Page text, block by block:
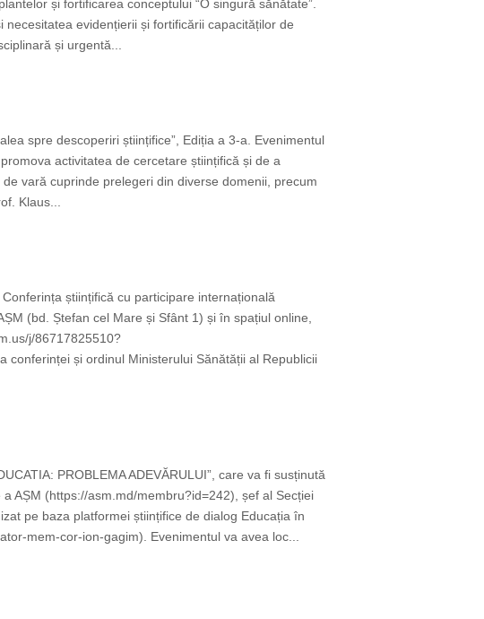
și fortificarea conceptului “O singură sănătate”.
evidențierii și fortificării capacităților de
și urgentă...
spre descoperiri științifice”, Ediția a 3-a. Evenimentul
activitatea de cercetare științifică și de a
vară cuprinde prelegeri din diverse domenii, precum
Klaus...
științifică cu participare internațională
(bd. Ștefan cel Mare și Sfânt 1) și în spațiul online,
j/86717825510?
conferinței și ordinul Ministerului Sănătății al Republicii
PROBLEMA ADEVĂRULUI”, care va fi susținută
AȘM (https://asm.md/membru?id=242), șef al Secției
pe baza platformei științifice de dialog Educația în
mem-cor-ion-gagim). Evenimentul va avea loc...